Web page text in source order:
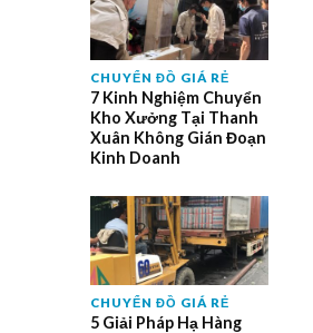
CHUYỂN ĐỒ GIÁ RẺ
7 Kinh Nghiệm Chuyển
Kho Xưởng Tại Thanh
Xuân Không Gián Đoạn
Kinh Doanh
CHUYỂN ĐỒ GIÁ RẺ
5 Giải Pháp Hạ Hàng